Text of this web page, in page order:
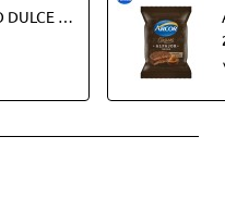
ALFAJOR BLANCO DULCE DE LECHE (18UDS)